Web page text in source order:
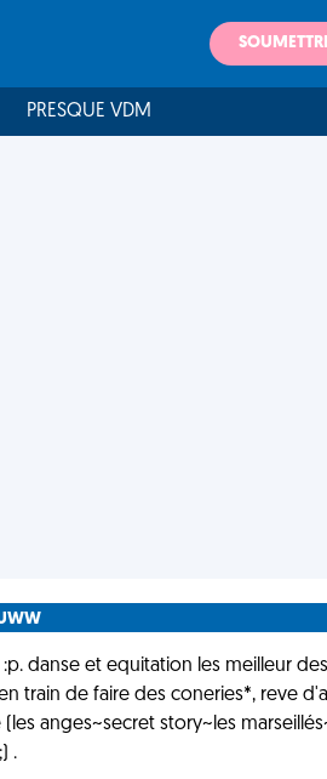
PRESQUE VDM
:p. danse et equitation les meilleur
train de faire des coneries*, reve
anges~secret story~les
.